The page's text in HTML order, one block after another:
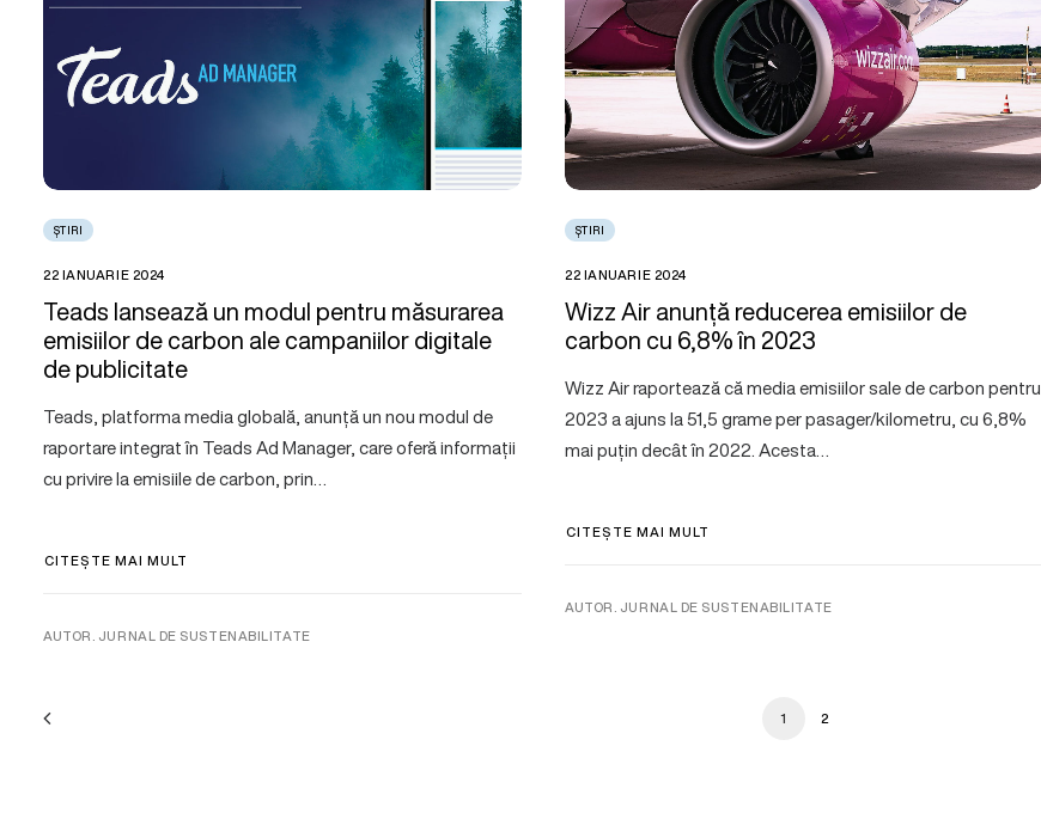
ȘTIRI
22 IANUARIE 2024
Teads lansează un modul pentru măsurarea
emisiilor de carbon ale campaniilor digitale
de publicitate
Teads, platforma media globală, anunță un nou modul de
raportare integrat în Teads Ad Manager, care oferă informații
cu privire la emisiile de carbon, prin…
CITEȘTE MAI MULT
AUTOR. JURNAL DE SUSTENABILITATE
ȘTIRI
22 IANUARIE 2024
Wizz Air anunță reducerea emisiilor de
carbon cu 6,8% în 2023
Wizz Air raportează că media emisiilor sale de carbon pentru
2023 a ajuns la 51,5 grame per pasager/kilometru, cu 6,8%
mai puțin decât în 2022. Acesta…
CITEȘTE MAI MULT
AUTOR. JURNAL DE SUSTENABILITATE
1 2